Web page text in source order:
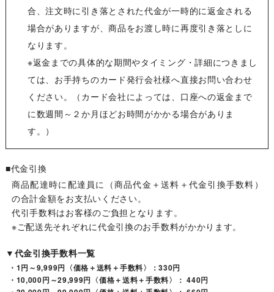
合、注文時に引き落とされた代金が一時的に返金される
場合がありますが、商品をお渡し時に再度引き落としに
なります。
※返金までの具体的な期間やタイミング・詳細につきまし
ては、お手持ちのカード発行会社様へ直接お問い合わせ
ください。（カード会社によっては、口座への返金まで
に数週間～２か月ほどお時間がかかる場合がありま
す。）
■代金引換
商品配達時に配達員に（商品代金＋送料＋代金引換手数料）
の合計金額をお支払いください。
代引手数料はお客様のご負担となります。
※ご配送先それぞれに代金引換のお手数料がかかります。
▼代金引換手数料一覧
・1円～9,999円〈価格＋送料＋手数料〉：330円
・10,000円～29,999円〈価格＋送料＋手数料〉： 440円